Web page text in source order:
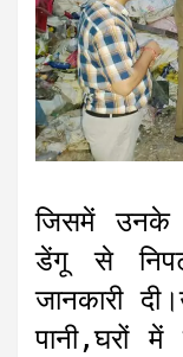
जिसमें उनके
डेंगू से
जानकारी
पानी,घरों